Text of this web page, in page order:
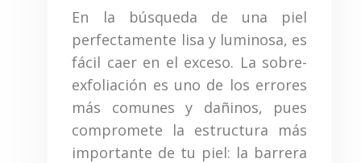
En la búsqueda de una piel
perfectamente lisa y luminosa, es
fácil caer en el exceso. La sobre-
exfoliación es uno de los errores
más comunes y dañinos, pues
compromete la estructura más
importante de tu piel: la barrera